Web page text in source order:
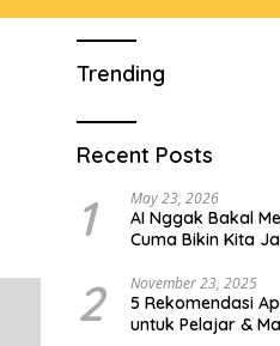
Trending
Recent Posts
1 May 23, 2026
AI Nggak Bakal
Cuma Bikin Kita
2 November 23, 2025
5 Rekomendasi
untuk Pelajar &